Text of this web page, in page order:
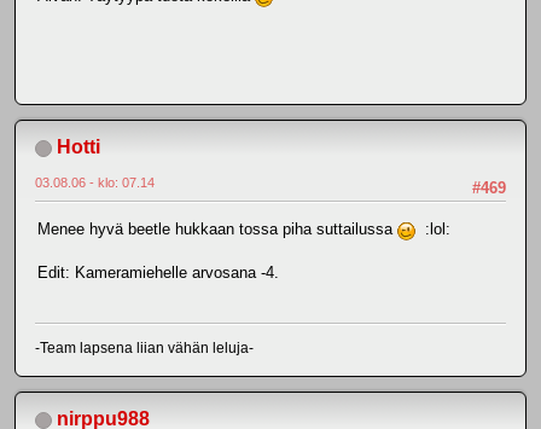
Hotti
#469
03.08.06 - klo: 07.14
Menee hyvä beetle hukkaan tossa piha suttailussa :lol:
Edit: Kameramiehelle arvosana -4.
-Team lapsena liian vähän leluja-
nirppu988